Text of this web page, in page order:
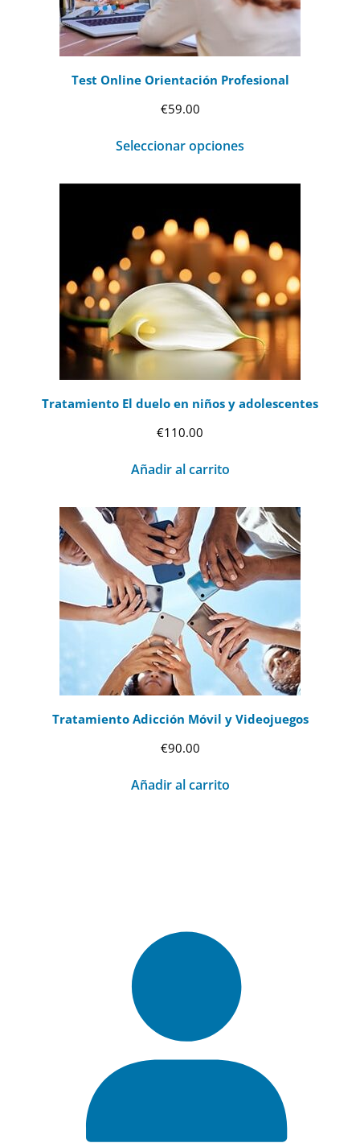
Test Online Orientación Profesional
€59.00
Seleccionar opciones
Tratamiento El duelo en niños y adolescentes
€110.00
Añadir al carrito
Tratamiento Adicción Móvil y Videojuegos
€90.00
Añadir al carrito